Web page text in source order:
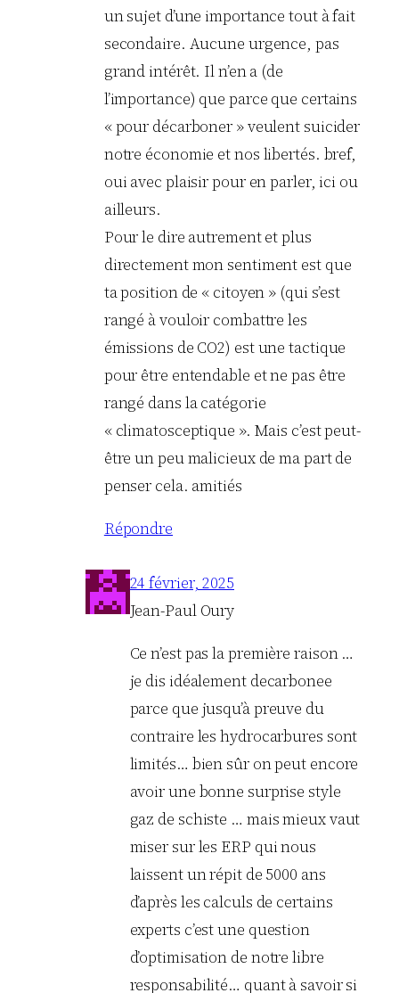
un sujet d’une importance tout à fait
secondaire. Aucune urgence, pas
grand intérêt. Il n’en a (de
l’importance) que parce que certains
« pour décarboner » veulent suicider
notre économie et nos libertés. bref,
oui avec plaisir pour en parler, ici ou
ailleurs.
Pour le dire autrement et plus
directement mon sentiment est que
ta position de « citoyen » (qui s’est
rangé à vouloir combattre les
émissions de CO2) est une tactique
pour être entendable et ne pas être
rangé dans la catégorie
« climatosceptique ». Mais c’est peut-
être un peu malicieux de ma part de
penser cela. amitiés
Répondre
24 février, 2025
Jean-Paul Oury
Ce n’est pas la première raison …
je dis idéalement decarbonee
parce que jusqu’à preuve du
contraire les hydrocarbures sont
limités… bien sûr on peut encore
avoir une bonne surprise style
gaz de schiste … mais mieux vaut
miser sur les ERP qui nous
laissent un répit de 5000 ans
d’après les calculs de certains
experts c’est une question
d’optimisation de notre libre
responsabilité… quant à savoir si